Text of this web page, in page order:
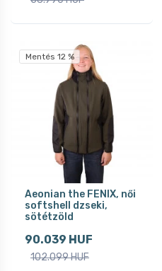
Mentés 12 %
Aeonian the FENIX, női
softshell dzseki,
sötétzöld
90.039 HUF
102.099 HUF